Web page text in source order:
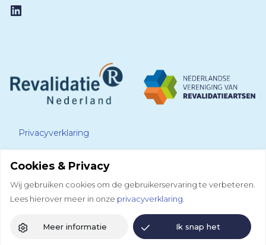
Cookies & Privacy
Wij gebruiken cookies om de gebruikerservaring te verbeteren.
Lees hierover meer in onze privacyverklaring.
Ik snap het
Meer informatie
LinkedIn
Privacyverklaring
Disclaimer
Colofon